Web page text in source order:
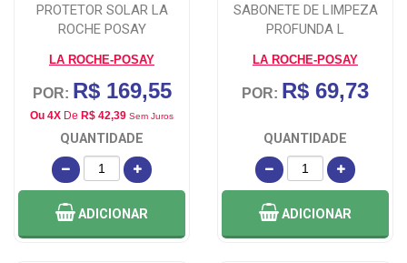
PROTETOR SOLAR LA
ROCHE POSAY
LA ROCHE-POSAY
POR: R$ 169,55
Ou 4X De R$ 42,39 Sem Juros
QUANTIDADE
ADICIONAR
SABONETE DE LIMPEZA
PROFUNDA L
LA ROCHE-POSAY
POR: R$ 69,73
QUANTIDADE
ADICIONAR